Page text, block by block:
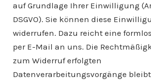
auf Grundlage Ihrer Einwilligung
DSGVO). Sie können diese
widerrufen. Dazu reicht eine
per E-Mail an uns. Die
zum Widerruf erfolgten
Datenverarbeitungsvorgänge